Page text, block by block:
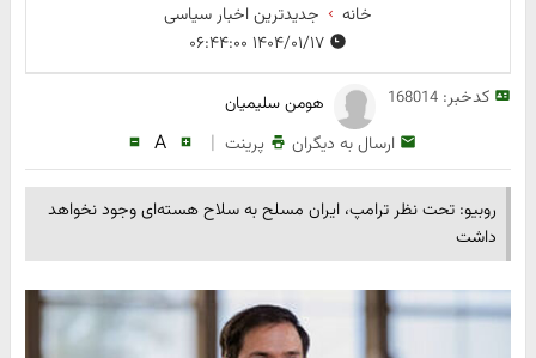
خانه
جدیدترین اخبار سیاسی
کدخبر:168014 هومن سلیمیان
ارسال به دیگران پرینت |
A
روبیو: تحت نظر ترامپ، ایران مسلح به سلاح هسته‌ای‌ وجود نخواهد
داشت